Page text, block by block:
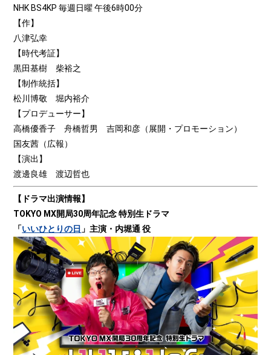
NHK BS4KP 毎週日曜 午後6時00分
【作】
八津弘幸
【時代考証】
黒田基樹 柴裕之
【制作統括】
松川博敬 堀内裕介
【プロデューサー】
高橋優香子 舟橋哲男 吉岡和彦（展開・プロモーション）
国友茜（広報）
【演出】
渡邊良雄 渡辺哲也
【ドラマ出演情報】
TOKYO MX開局30周年記念 特別生ドラマ
「いいひとりの日 」主演・内堀通役